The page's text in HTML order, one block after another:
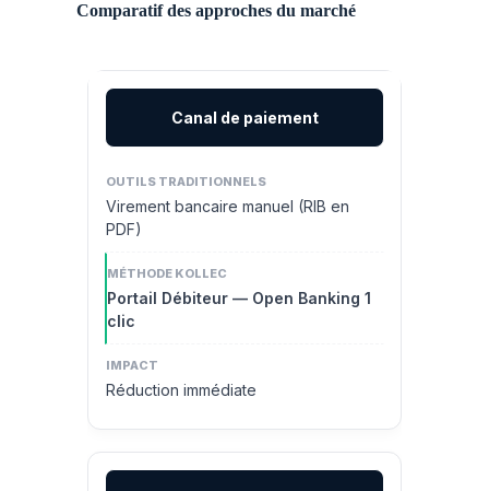
Comparatif des approches du marché
Canal de paiement
Virement bancaire manuel (RIB en
PDF)
Portail Débiteur — Open Banking 1
clic
Réduction immédiate